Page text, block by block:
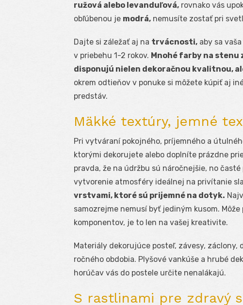
ružová alebo levanduľová, rovnako vás
obľúbenou je modrá, nemusíte zostať pri
Dajte si záležať aj na trvácnosti, aby sa
v priebehu 1-2 rokov. Mnohé farby na stenu
disponujú nielen dekoračnou kvalitnou,
okrem odtieňov v ponuke si môžete kúpiť aj
predstáv.
Mäkké textúry, jemné
Pri vytváraní pokojného, príjemného a
ktorými dekorujete alebo doplníte prázdne
pravda, že na údržbu sú náročnejšie, no
vytvorenie atmosféry ideálnej na privítanie
vrstvami, ktoré sú prijemné na dotyk.
samozrejme nemusí byť jediným kusom.
komponentov, je to len na vašej kreativite.
Materiály dekorujúce posteľ, závesy, záclony,
ročného obdobia. Plyšové vankúše a hrubé
horúčav vás do postele určite nenalákajú.
S rastlinami pre zdravý